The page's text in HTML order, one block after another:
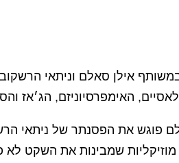
אילן סאלם וניתאי
האימפרסיוניזם, הג׳אז
פוגש את הפסנתר של ניתאי
מוזיקליות שמבינות את השקט לא